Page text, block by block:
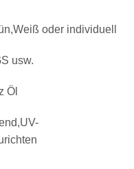
oder individuell
usw.
Öl